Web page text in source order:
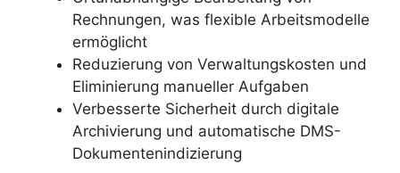
Rechnungen, was flexible Arbeitsmodelle
ermöglicht
Reduzierung von Verwaltungskosten und
Eliminierung manueller Aufgaben
Verbesserte Sicherheit durch digitale
Archivierung und automatische DMS-
Dokumentenindizierung